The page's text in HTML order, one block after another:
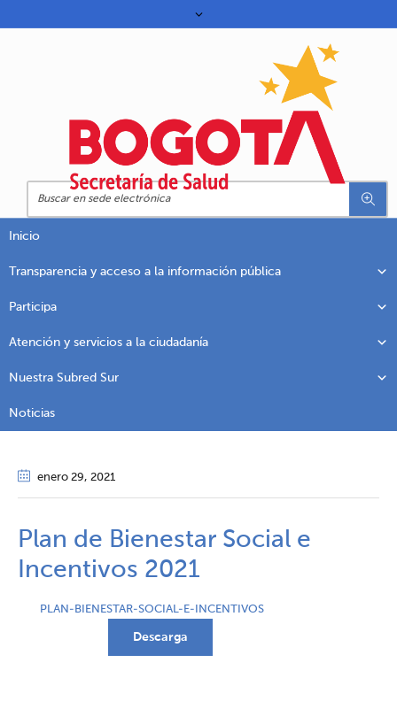
Inicio
Transparencia y acceso a la información pública
Participa
Atención y servicios a la ciudadanía
Nuestra Subred Sur
Noticias
enero 29, 2021
Plan de Bienestar Social e
Incentivos 2021
PLAN-BIENESTAR-SOCIAL-E-INCENTIVOS
Descarga